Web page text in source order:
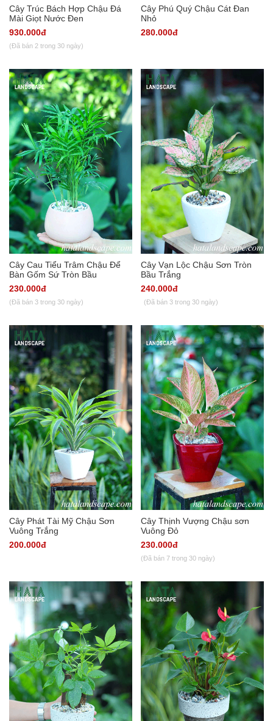
Cây Trúc Bách Hợp Chậu Đá
Mài Giọt Nước Đen
930.000đ
(Đã bán 2 trong 30 ngày)
Cây Phú Quý Chậu Cát Đan
Nhỏ
280.000đ
Cây Cau Tiểu Trâm Chậu Để
Bàn Gốm Sứ Tròn Bầu
230.000đ
(Đã bán 3 trong 30 ngày)
Cây Vạn Lộc Chậu Sơn Tròn
Bầu Trắng
240.000đ
(Đã bán 3 trong 30 ngày)
Cây Phát Tài Mỹ Chậu Sơn
Vuông Trắng
200.000đ
Cây Thịnh Vượng Chậu sơn
Vuông Đỏ
230.000đ
(Đã bán 7 trong 30 ngày)